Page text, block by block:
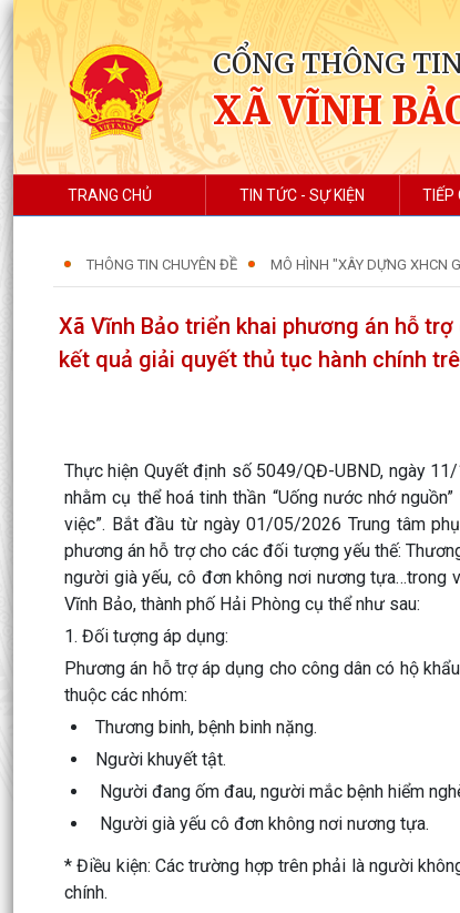
CỔNG THÔNG
XÃ VĨNH
TRANG CHỦ TIN TỨC - SỰ KIỆN TIẾP
THÔNG TIN CHUYÊN ĐỀ MÔ HÌNH "XÂY DỰNG XHCN
Xã Vĩnh Bảo triển khai phương án hỗ
kết quả giải quyết thủ tục hành chính
Thực hiện Quyết định số 5049/QĐ-UBND, ngày
nhằm cụ thể hoá tinh thần “Uống nước nhớ
việc”. Bắt đầu từ ngày 01/05/2026 Trung tâm
phương án hỗ trợ cho các đối tượng yếu thế:
người già yếu, cô đơn không nơi nương tựa…trong
Vĩnh Bảo, thành phố Hải Phòng cụ thể như sau:
1. Đối tượng áp dụng:
Phương án hỗ trợ áp dụng cho công dân có hộ
thuộc các nhóm:
Thương binh, bệnh binh nặng.
Người khuyết tật.
Người đang ốm đau, người mắc bệnh hiểm
Người già yếu cô đơn không nơi nương tựa.
* Điều kiện: Các trường hợp trên phải là người
chính.